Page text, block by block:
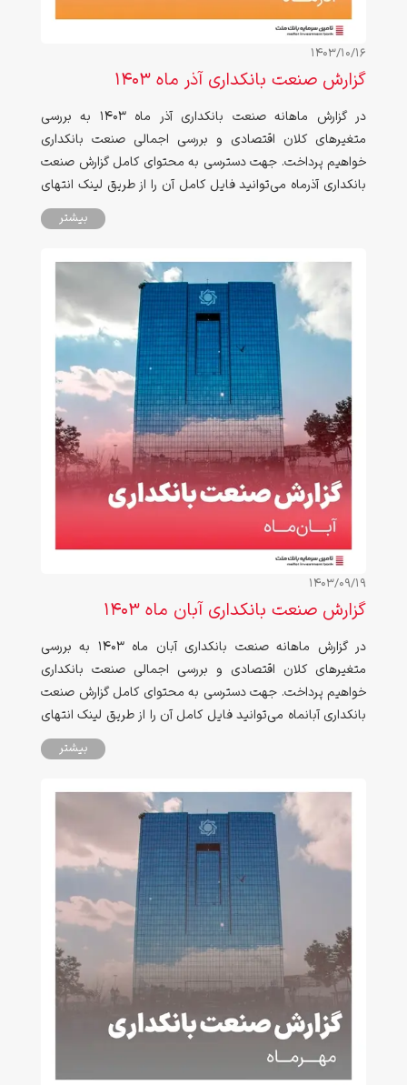
1403/10/16
گزارش صنعت بانکداری آذر ماه ۱۴۰۳
در گزارش ماهانه صنعت بانکداری آذر ماه ۱۴۰۳ به بررسی
متغیرهای کلان اقتصادی و بررسی اجمالی صنعت بانکداری
خواهیم پرداخت. جهت دسترسی به محتوای کامل گزارش صنعت
بانکداری آذرماه می‌توانید فایل کامل آن را از طریق لینک انتهای
بیشتر
1403/09/19
گزارش صنعت بانکداری آبان ماه ۱۴۰۳
در گزارش ماهانه صنعت بانکداری آبان ماه ۱۴۰۳ به بررسی
متغیرهای کلان اقتصادی و بررسی اجمالی صنعت بانکداری
خواهیم پرداخت. جهت دسترسی به محتوای کامل گزارش صنعت
بانکداری آبانماه می‌توانید فایل کامل آن را از طریق لینک انتهای
بیشتر